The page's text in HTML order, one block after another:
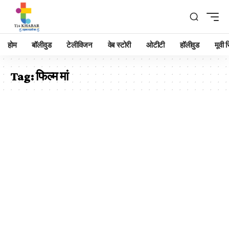
होम बॉलीवुड टेलीविजन वेब स्टोरी ओटीटी हॉलीवुड मूवी
Tag:फिल्म मां